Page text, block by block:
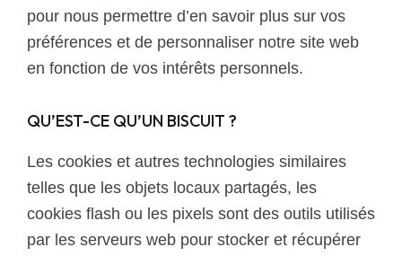
pour nous permettre d’en savoir plus sur vos
préférences et de personnaliser notre site web
en fonction de vos intérêts personnels.
QU’EST-CE QU’UN BISCUIT ?
Les cookies et autres technologies similaires
telles que les objets locaux partagés, les
cookies flash ou les pixels sont des outils utilisés
par les serveurs web pour stocker et récupérer